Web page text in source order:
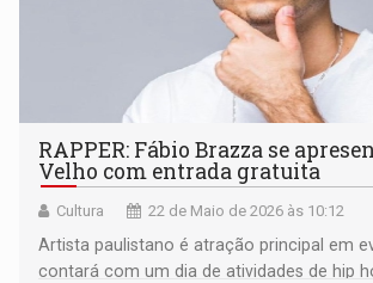
RAPPER: Fábio Brazza se
Velho com entrada gratuita
Cultura 22 de Maio de 2026 às 10:12
Artista paulistano é atração principal em
contará com um dia de atividades de hip